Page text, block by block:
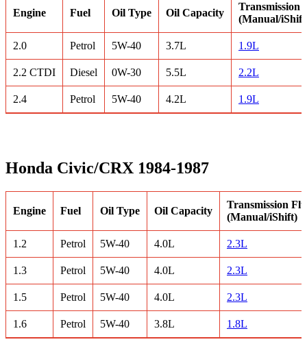
Engine Fuel Oil Type Oil Capacity
Transmission
(Manual/
2.0 Petrol 5W-40 3.7L 1.9L
2.2 CTDI Diesel 0W-30 5.5L 2.2L
2.4 Petrol 5W-40 4.2L 1.9L
Honda Civic/CRX 1984-1987
Engine Fuel Oil Type Oil Capacity
Transmission
(Manual/iShift)
1.2 Petrol 5W-40 4.0L 2.3L
1.3 Petrol 5W-40 4.0L 2.3L
1.5 Petrol 5W-40 4.0L 2.3L
1.6 Petrol 5W-40 3.8L 1.8L